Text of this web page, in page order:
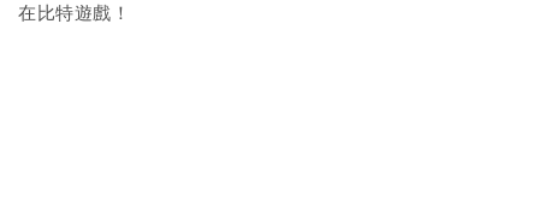
在比特遊戲！